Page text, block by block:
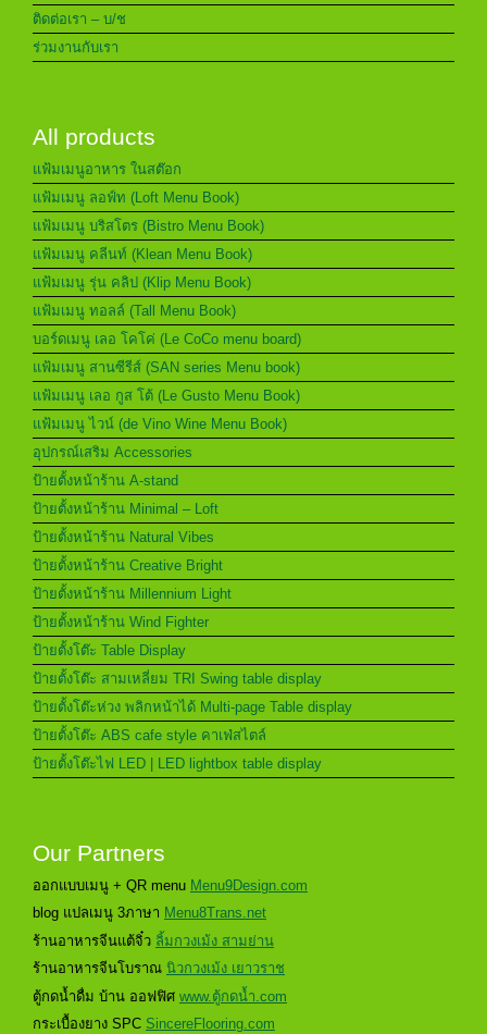
ติดต่อเรา – บ/ช
ร่วมงานกับเรา
All products
แฟ้มเมนูอาหาร ในสต๊อก
แฟ้มเมนู ลอฟ์ท (Loft Menu Book)
แฟ้มเมนู บริสโตร (Bistro Menu Book)
แฟ้มเมนู คลีนท์ (Klean Menu Book)
แฟ้มเมนู รุ่น คลิป (Klip Menu Book)
แฟ้มเมนู ทอลล์ (Tall Menu Book)
บอร์ดเมนู เลอ โคโค่ (Le CoCo menu board)
แฟ้มเมนู สานซีรีส์ (SAN series Menu book)
แฟ้มเมนู เลอ กูส โต้ (Le Gusto Menu Book)
แฟ้มเมนู ไวน์ (de Vino Wine Menu Book)
อุปกรณ์เสริม Accessories
ป้ายตั้งหน้าร้าน A-stand
ป้ายตั้งหน้าร้าน Minimal – Loft
ป้ายตั้งหน้าร้าน Natural Vibes
ป้ายตั้งหน้าร้าน Creative Bright
ป้ายตั้งหน้าร้าน Millennium Light
ป้ายตั้งหน้าร้าน Wind Fighter
ป้ายตั้งโต๊ะ Table Display
ป้ายตั้งโต๊ะ สามเหลี่ยม TRI Swing table display
ป้ายตั้งโต๊ะห่วง พลิกหน้าได้ Multi-page Table display
ป้ายตั้งโต๊ะ ABS cafe style คาเฟ่สไตล์
ป้ายตั้งโต๊ะไฟ LED | LED lightbox table display
Our Partners
ออกแบบเมนู + QR menu Menu9Design.com
blog แปลเมนู 3ภาษา Menu8Trans.net
ร้านอาหารจีนแต้จิ๋ว ลิ้มกวงเม้ง สามย่าน
ร้านอาหารจีนโบราณ นิวกวงเม้ง เยาวราช
ตู้กดน้ำดื่ม บ้าน ออฟฟิศ www.ตู้กดน้ำ.com
กระเบื้องยาง SPC SincereFlooring.com